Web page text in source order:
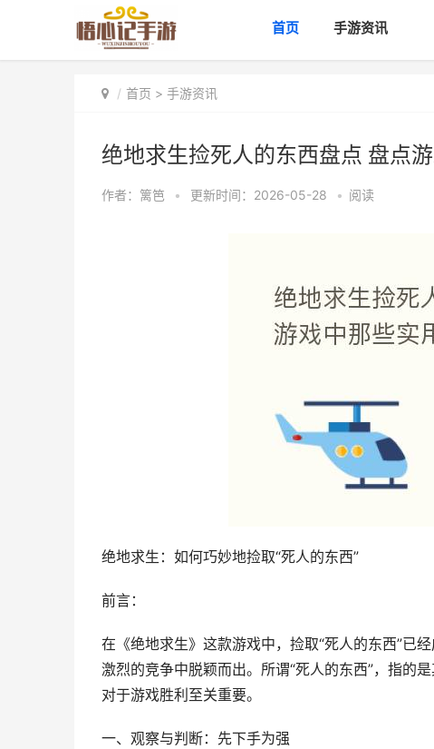
首页 手游资讯
首页 > 手游资讯
绝地求生捡死人的东西盘点 盘点
作者： 篱笆 • 更新时间：2026-05-28 • 阅读
绝地求生：如何巧妙地捡取“死人的东西”
前言：
在《绝地求生》这款游戏中，捡取“死人的东西”已
激烈的竞争中脱颖而出。所谓“死人的东西”，指的
对于游戏胜利至关重要。
一、观察与判断：先下手为强